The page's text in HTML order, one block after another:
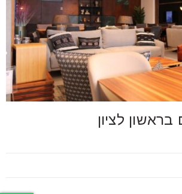
בראשון לציון